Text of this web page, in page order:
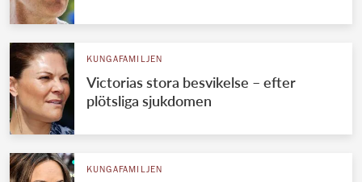
KUNGAFAMILJEN
Victorias stora besvikelse – efter
plötsliga sjukdomen
KUNGAFAMILJEN